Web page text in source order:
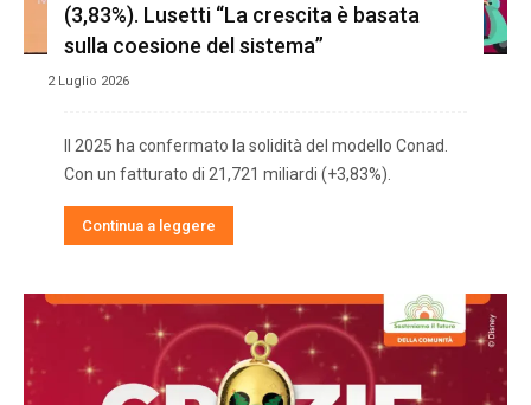
(3,83%). Lusetti “La crescita è basata
sulla coesione del sistema”
2 Luglio 2026
Il 2025 ha confermato la solidità del modello Conad.
Con un fatturato di 21,721 miliardi (+3,83%).
Continua a leggere